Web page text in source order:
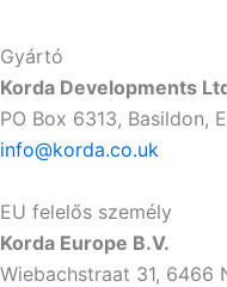
Gyártó
Korda Developments
PO Box 6313, Basildon,
info@korda.co.uk
EU felelős személy
Korda Europe B.V.
Wiebachstraat 31, 6466